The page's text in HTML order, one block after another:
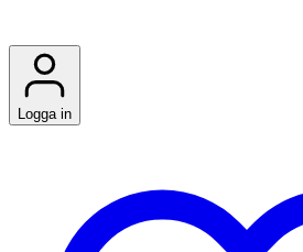
Logga in